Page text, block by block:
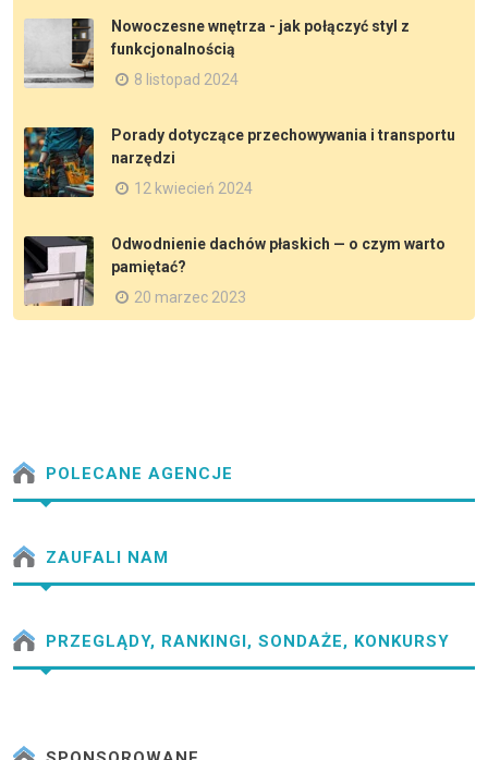
Nowoczesne wnętrza - jak połączyć styl z
funkcjonalnością
8 listopad 2024
Porady dotyczące przechowywania i transportu
narzędzi
12 kwiecień 2024
Odwodnienie dachów płaskich — o czym warto
pamiętać?
20 marzec 2023
POLECANE AGENCJE
ZAUFALI NAM
PRZEGLĄDY, RANKINGI, SONDAŻE, KONKURSY